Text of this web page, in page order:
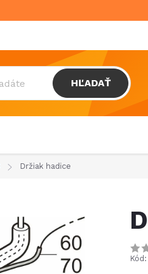
HĽADAŤ
Držiak hadice
Kód: